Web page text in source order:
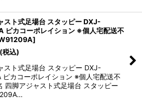
スト式足場台 スタッピー DXJ-
ピカコーポレイション ※個人宅配送不
]
(税込)
スト式足場台 スタッピー DXJ-
カコーポレイション ※個人宅配送不
脚アジャスト式足場台 スタッピー